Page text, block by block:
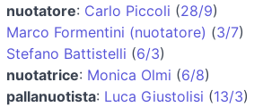
nuotatore: Carlo Piccoli (28/9)
Marco Formentini (nuotatore) (3/7)
Stefano Battistelli (6/3)
nuotatrice: Monica Olmi (6/8)
pallanuotista: Luca Giustolisi (13/3)